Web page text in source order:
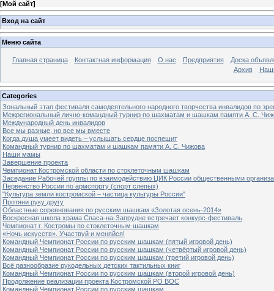
[Мой сайт]
Вход на сайт
Меню сайта
Главная страница Контактная информация О нас Предприятия
Доска
Архив
Categories
Зональный этап фестиваля самодеятельного народного творчества инвалидов по
Межрегиональный лично-командный турнир по шахматам и шашкам памяти А. С.
Международный день инвалидов
Все мы разные, но все мы вместе
Когда душа умеет видеть – услышать сердце поспешит
Командный турнир по шахматам и шашкам памяти А. С. Чижова
Наши мамы
Завершение проекта
Чемпионат Костромской области по стоклеточным шашкам
Заседание Рабочей группы по взаимодействию ЦИК России общественными
Первенство России по армспорту (спорт слепых)
"Культура земли костромской – частица культуры России"
Протяни руку другу
Областные соревнования по русским шашкам «Золотая осень-2014»
Воскресная школа храма Спаса-на-Запрудне встречает конкурс-фестиваль
Чемпионат г. Костромы по стоклеточным шашкам
«Ночь искусств». Участвуй и меняйся!
Командный Чемпионат России по русским шашкам (пятый игровой день)
Командный Чемпионат России по русским шашкам (четвёртый игровой день)
Командный Чемпионат России по русским шашкам (третий игровой день)
Всё разнообразие рукодельных детских тактильных книг
Командный Чемпионат России по русским шашкам (второй игровой день)
Продолжение реализации проекта Костромской РО ВОС
Командный Чемпионат России по русским шашкам